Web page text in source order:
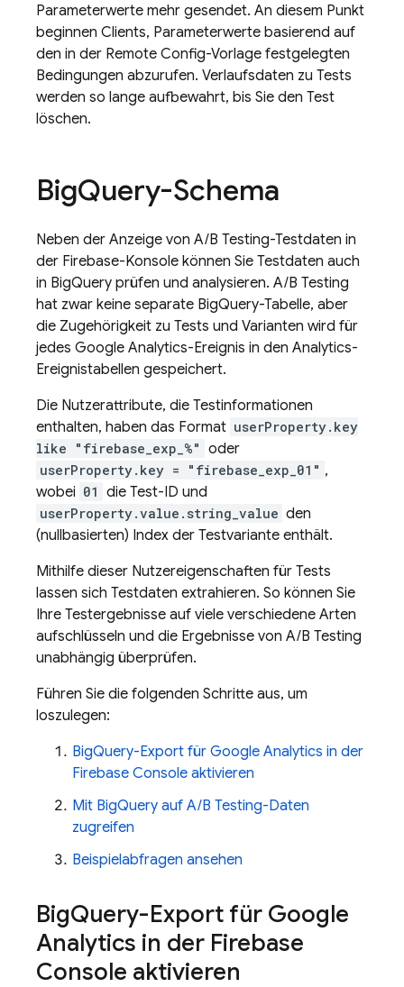
Parameterwerte mehr gesendet. An diesem Punkt
beginnen Clients, Parameterwerte basierend auf
den in der Remote Config-Vorlage festgelegten
Bedingungen abzurufen. Verlaufsdaten zu Tests
werden so lange aufbewahrt, bis Sie den Test
löschen.
BigQuery-Schema
Neben der Anzeige von A/B Testing-Testdaten in
der Firebase-Konsole können Sie Testdaten auch
in BigQuery prüfen und analysieren. A/B Testing
hat zwar keine separate BigQuery-Tabelle, aber
die Zugehörigkeit zu Tests und Varianten wird für
jedes Google Analytics-Ereignis in den Analytics-
Ereignistabellen gespeichert.
Die Nutzerattribute, die Testinformationen
enthalten, haben das Format userProperty.key
like "firebase_exp_%" oder
userProperty.key = "firebase_exp_01" ,
wobei 01 die Test-ID und
userProperty.value.string_value den
(nullbasierten) Index der Testvariante enthält.
Mithilfe dieser Nutzereigenschaften für Tests
lassen sich Testdaten extrahieren. So können Sie
Ihre Testergebnisse auf viele verschiedene Arten
aufschlüsseln und die Ergebnisse von A/B Testing
unabhängig überprüfen.
Führen Sie die folgenden Schritte aus, um
loszulegen:
BigQuery-Export für Google Analytics in der
Firebase Console aktivieren
Mit BigQuery auf A/B Testing-Daten
zugreifen
Beispielabfragen ansehen
BigQuery-Export für Google
Analytics in der Firebase
Console aktivieren